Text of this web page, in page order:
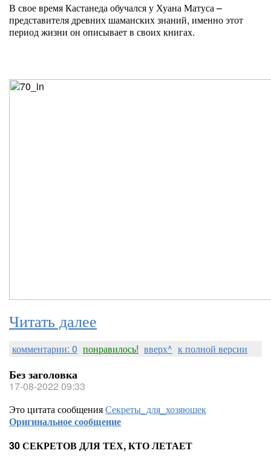
В свое время Кастанеда обучался у Хуана Матуса –
представителя древних шаманских знаний, именно этот
период жизни он описывает в своих книгах.
Читать далее
комментарии: 0 понравилось! вверх^ к полной версии
Без заголовка
17-08-2022 09:33
Это цитата сообщенияСекреты_для_хозяюшек
Оригинальное сообщение
30 СЕКРЕТОВ ДЛЯ ТЕХ, КТО ЛЕТАЕТ